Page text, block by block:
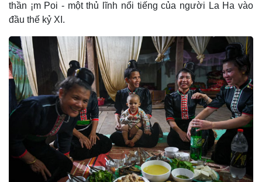
thần ¡m Poi - một thủ lĩnh nổi tiếng của người La Ha vào
đầu thế kỷ XI.